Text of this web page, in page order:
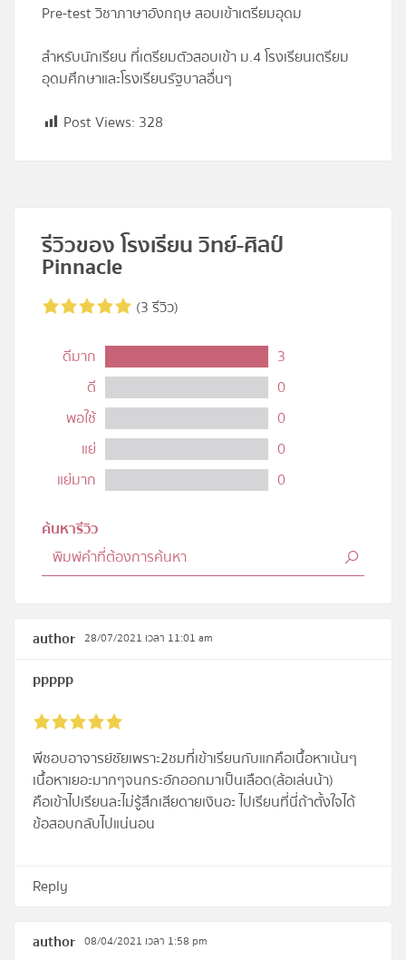
Pre-test วิชาภาษาอังกฤษ สอบเข้าเตรียมอุดม
สำหรับนักเรียน ที่เตรียมตัวสอบเข้า ม.4 โรงเรียนเตรียม
อุดมศึกษาและโรงเรียนรัฐบาลอื่นๆ
Post Views: 328
รีวิวของ โรงเรียน วิทย์-ศิลป์
Pinnacle
(3 รีวิว)
ดีมาก
3
ดี
0
พอใช้
0
แย่
0
แย่มาก
0
ค้นหารีวิว
author 28/07/2021 เวลา 11:01 am
ppppp
พีชอบอาจารย์ชัยเพราะ2ชมที่เข้าเรียนกับแกคือเนื้อหาเน้นๆ
เนื้อหาเยอะมากๆจนกระอักออกมาเป็นเลือด(ล้อเล่นน้า)
คือเข้าไปเรียนละไม่รู้สึกเสียดายเงินอะ ไปเรียนที่นี่ถ้าตั้งใจได้
ข้อสอบกลับไปแน่นอน
Reply
author 08/04/2021 เวลา 1:58 pm